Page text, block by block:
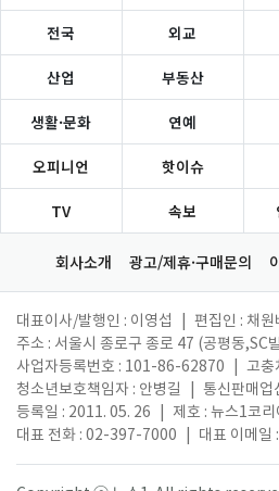
전국 외교
산업 부동산
생활·문화 연예
오피니언 핫이슈
TV 속보
회사소개 광고/제휴·구매문의
대표이사/발행인 : 이영섭 편집인 : 채원
주소 : 서울시 종로구 종로 47 (공평동,SC
사업자등록번호 : 101-86-62870
고충
청소년보호책임자 : 안병길
통신판매업
등록일 : 2011. 05. 26
제호 : 뉴스1코
대표 전화 : 02-397-7000
대표 이메일 :